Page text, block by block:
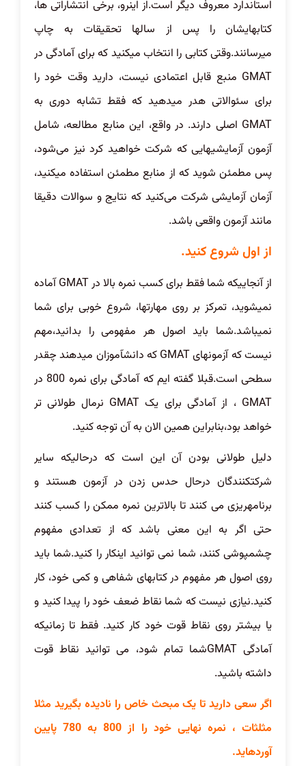
استاندارد معروف دیگر است.از اینرو، برخی انتشاراتی ها،
کتابهایشان را پس از سالها تحقیقات به چاپ
میرسانند.وقتی کتابی را انتخاب میکنید که برای آمادگی در
GMAT منبع قابل اعتمادی نیست، دارید وقت خود را
برای سئوالاتی هدر میدهید که فقط تشابه دوری به
GMAT اصلی دارند. در واقع، این منابع مطالعه، شامل
آزمون آزمایشیهایی که شرکت خواهید کرد نیز می‌شود،
پس مطمئن شوید که از منابع مطمئن استفاده میکنید،
آزمان آزمایشی شرکت می‌کنید که نتایج و سوالات دقیقا
مانند آزمون واقعی باشد.
از اول شروع کنید.
از آنجاییکه شما فقط برای کسب نمره بالا در GMAT آماده
نمیشوید، تمرکز بر روی مهارتها، شروع خوبی برای شما
نمیباشد.شما باید اصول هر مفهومی را بدانید،مهم
نیست که آزمونهای GMAT که دانشآموزان میدهند چقدر
سطحی است.قبلا گفته ایم که آمادگی برای نمره 800 در
GMAT ، از آمادگی برای یک GMAT نرمال طولانی تر
خواهد بود،بنابراین همین الان به آن توجه کنید.
دلیل طولانی بودن آن این است که درحالیکه سایر
شرکتکنندگان درحال حدس زدن در آزمون هستند و
برنامهریزی می کنند تا بالاترین نمره ممکن را کسب کنند
حتی اگر به این معنی باشد که از تعدادی مفهوم
چشمپوشی کنند، شما نمی توانید اینکار را کنید.شما باید
روی اصول هر مفهوم در کتابهای شفاهی و کمی خود، کار
کنید.نیازی نیست که شما نقاط ضعف خود را پیدا کنید و
یا بیشتر روی نقاط قوت خود کار کنید. فقط تا زمانیکه
آمادگی GMATشما تمام شود، می توانید نقاط قوت
داشته باشید.
اگر سعی دارید تا یک مبحث خاص را نادیده بگیرید مثلا
مثلثات ، نمره نهایی خود را از 800 به 780 پایین
آوردهاید.